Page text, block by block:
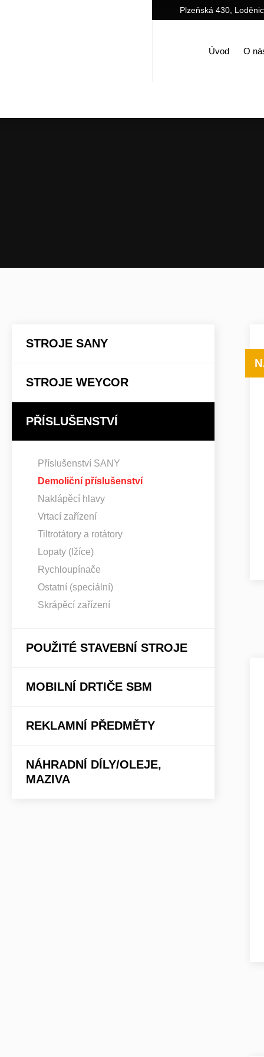
Plzeňská 430,
Úvod O
STROJE SANY
STROJE WEYCOR
PŘÍSLUŠENSTVÍ
Příslušenství SANY
Demoliční příslušenství
Naklápěcí hlavy
Vrtací zařízení
Tiltrotátory a rotátory
Lopaty (lžíce)
Rychloupínače
Ostatní (speciální)
Skrápěcí zařízení
POUŽITÉ STAVEBNÍ STROJE
MOBILNÍ DRTIČE SBM
REKLAMNÍ PŘEDMĚTY
NÁHRADNÍ DÍLY/OLEJE,
MAZIVA